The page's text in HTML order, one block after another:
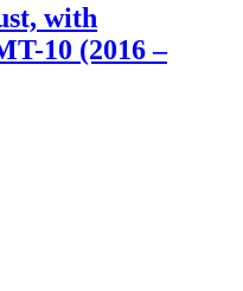
with
10 (2016 –